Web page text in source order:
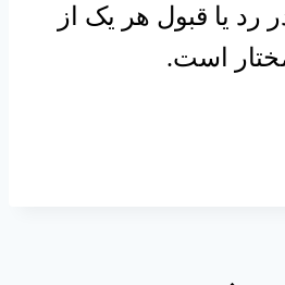
رد یا قبول هر یک از
است.